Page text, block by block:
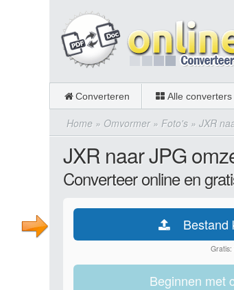
Converteren Alle converters
Home » Omvormer» Foto's » JXR
JXR naar JPG
Converteer online en
Bestand
Beginnen met